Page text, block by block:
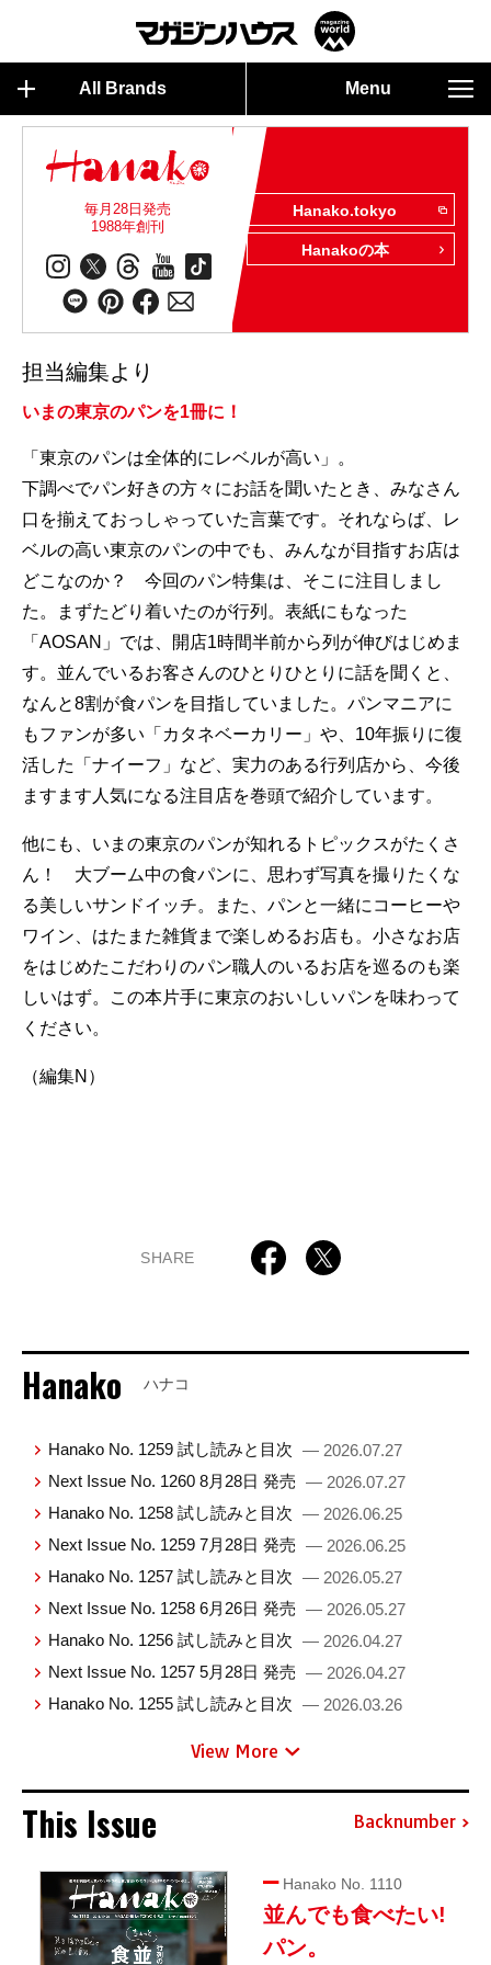
All Brands Menu
毎月28日発売
1988年創刊
Hanako.tokyo
Hanakoの本
担当編集より
いまの東京のパンを1冊に！
「東京のパンは全体的にレベルが高い」。
下調べでパン好きの方々にお話を聞いたとき、みなさん
口を揃えておっしゃっていた言葉です。それならば、レ
ベルの高い東京のパンの中でも、みんなが目指すお店は
どこなのか？ 今回のパン特集は、そこに注目しまし
た。まずたどり着いたのが行列。表紙にもなった
「AOSAN」では、開店1時間半前から列が伸びはじめま
す。並んでいるお客さんのひとりひとりに話を聞くと、
なんと8割が食パンを目指していました。パンマニアに
もファンが多い「カタネベーカリー」や、10年振りに復
活した「ナイーフ」など、実力のある行列店から、今後
ますます人気になる注目店を巻頭で紹介しています。
他にも、いまの東京のパンが知れるトピックスがたくさ
ん！ 大ブーム中の食パンに、思わず写真を撮りたくな
る美しいサンドイッチ。また、パンと一緒にコーヒーや
ワイン、はたまた雑貨まで楽しめるお店も。小さなお店
をはじめたこだわりのパン職人のいるお店を巡るのも楽
しいはず。この本片手に東京のおいしいパンを味わって
ください。
（編集N）
SHARE
Hanako ハナコ
Hanako No. 1259 試し読みと目次 — 2026.07.27
Next Issue No. 1260 8月28日 発売 — 2026.07.27
Hanako No. 1258 試し読みと目次 — 2026.06.25
Next Issue No. 1259 7月28日 発売 — 2026.06.25
Hanako No. 1257 試し読みと目次 — 2026.05.27
Next Issue No. 1258 6月26日 発売 — 2026.05.27
Hanako No. 1256 試し読みと目次 — 2026.04.27
Next Issue No. 1257 5月28日 発売 — 2026.04.27
Hanako No. 1255 試し読みと目次 — 2026.03.26
View More
This Issue Backnumber
Hanako No. 1110
並んでも食べたい!
パン。